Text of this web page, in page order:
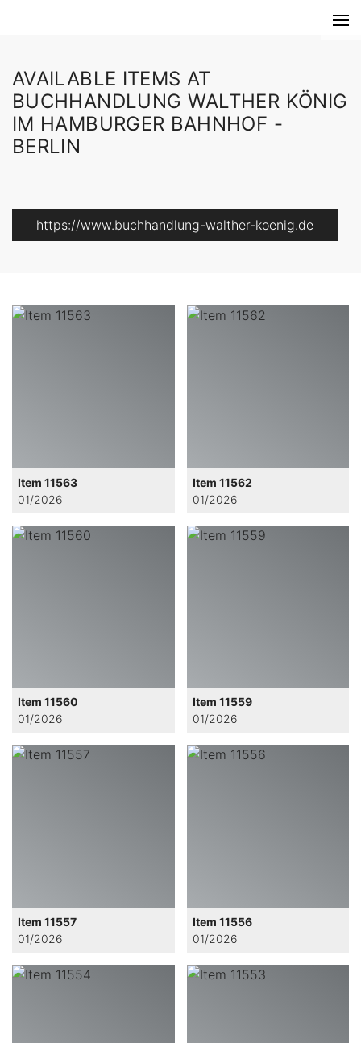
AVAILABLE ITEMS AT
BUCHHANDLUNG WALTHER KÖNIG
IM HAMBURGER BAHNHOF -
BERLIN
https://www.buchhandlung-walther-koenig.de
Item 11563
01/2026
Item 11562
01/2026
Item 11560
01/2026
Item 11559
01/2026
Item 11557
01/2026
Item 11556
01/2026